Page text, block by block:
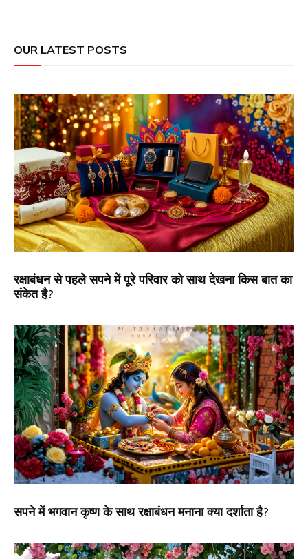
OUR LATEST POSTS
रक्षाबंधन से पहले सपने में पूरे परिवार को साथ देखना किस बात का
संकेत है?
सपने में भगवान कृष्ण के साथ रक्षाबंधन मनाना क्या दर्शाता है?